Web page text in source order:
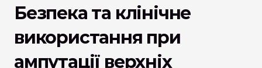
Безпека та клінічне
використання при
ампутації верхніх